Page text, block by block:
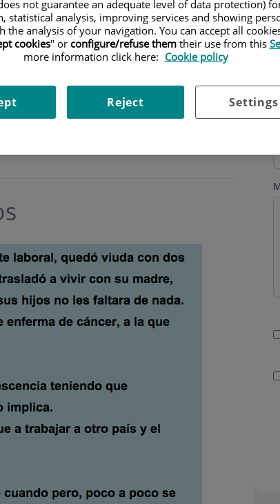
not guarantee an adequate level of data protection)
statistical analysis, improving services and showing
the analysis of your navigation. You can accept all
cookies" or configure/refuse themtheir use from this
more information click here: Cookie policy
Settings
Reject